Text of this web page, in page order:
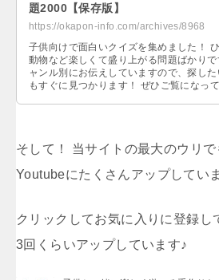
題2000【保存版】
https://okapon-info.com/archives/8968
子供向けで面白いクイズを集めました！
動物など楽しくて盛り上がる問題ばかりで
ャンル別にお伝えしていますので、探し
もすぐに見つかります！ ぜひご覧になってください
そして！ 当サイトの最大のウリ
Youtubeにたくさんアップしてい
クリックしてお気に入りに登録し
3回くらいアップしています♪